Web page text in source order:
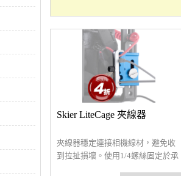
Skier LiteCage 夾線器
夾線器穩定連接相機線材，避免收
到拉扯損壞。使用1/4螺絲固定於承